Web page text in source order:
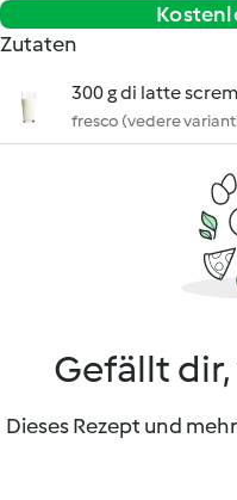
Zutaten
300 g di latte
fresco (vedere
Gefällt dir,
Dieses Rezept und